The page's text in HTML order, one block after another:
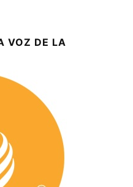
VOZ DE LA